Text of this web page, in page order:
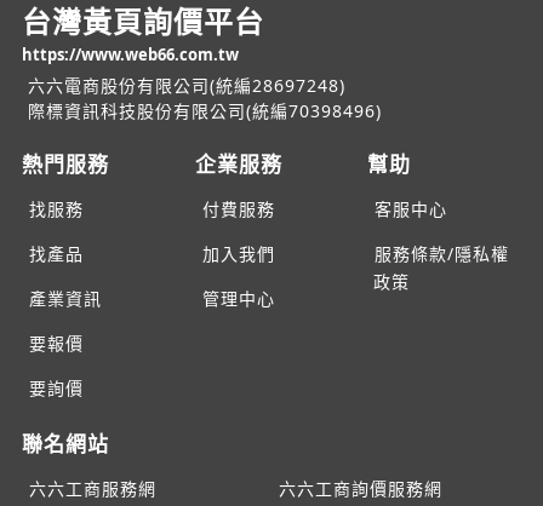
台灣黃頁詢價平台
https://www.web66.com.tw
六六電商股份有限公司(統編28697248)
際標資訊科技股份有限公司(統編70398496)
熱門服務
找服務
找產品
產業資訊
要報價
要詢價
企業服務
付費服務
加入我們
管理中心
幫助
客服中心
服務條款/隱私權
政策
聯名網站
六六工商服務網 六六工商詢價服務網